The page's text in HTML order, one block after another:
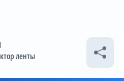
ленты